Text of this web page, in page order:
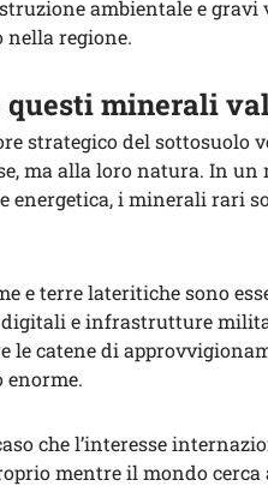
ambientale e
nella regione.
questi minerali
strategico del sottosuolo
ma alla loro natura. In un
energetica, i minerali rari
e terre lateritiche sono
e infrastrutture
le catene di
enorme.
che l’interesse
mentre il mondo